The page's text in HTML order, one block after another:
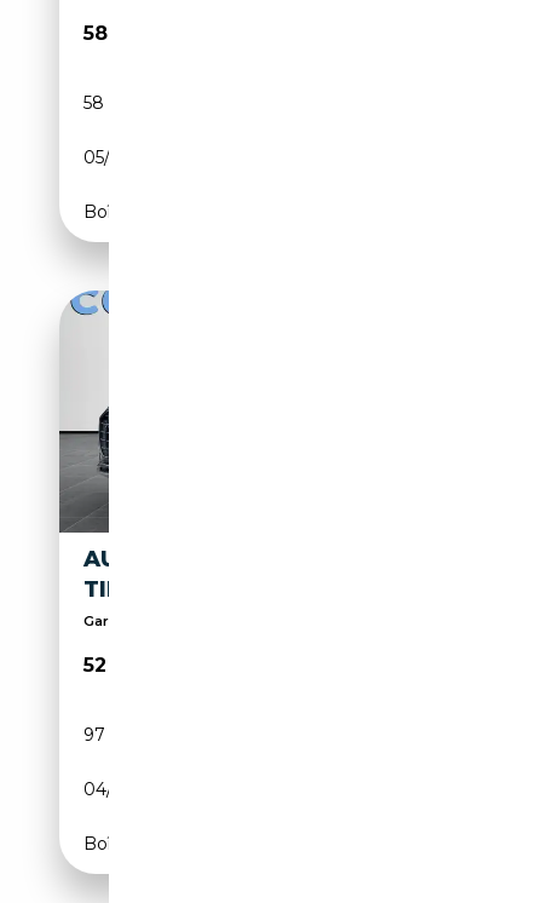
58 980€
58 941 km
05/2019
Boîte automatique
AUDI Q8 Q8 50 TDI QUATTRO
TIPTRONIC
Garantie - Financiering - Overname
52 499€
97 098 km
04/2019
Boîte automatique